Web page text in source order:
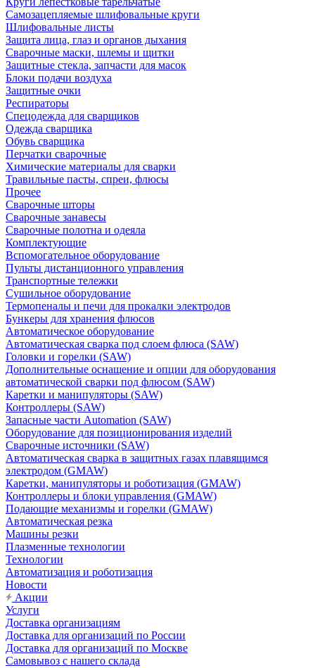
Самозацепляемые шлифовальные круги
Шлифовальные листы
Защита лица, глаз и органов дыхания
Сварочные маски, шлемы и щитки
Защитные стекла, запчасти для масок
Блоки подачи воздуха
Защитные очки
Респираторы
Спецодежда для сварщиков
Одежда сварщика
Обувь сварщика
Перчатки сварочные
Химические материалы для сварки
Травильные пасты, спреи, флюсы
Прочее
Сварочные шторы
Сварочные занавесы
Сварочные полотна и одеяла
Комплектующие
Вспомогательное оборудование
Пульты дистанционного управления
Транспортные тележки
Сушильное оборудование
Термопеналы и печи для прокалки электродов
Бункеры для хранения флюсов
Автоматическое оборудование
Автоматическая сварка под слоем флюса (SAW)
Головки и горелки (SAW)
Дополнительные оснащение и опции для оборудования
автоматической сварки под флюсом (SAW)
Каретки и манипуляторы (SAW)
Контроллеры (SAW)
Запасные части Automation (SAW)
Оборудование для позиционирования изделий
Сварочные источники (SAW)
Автоматическая сварка в защитных газах плавящимся
электродом (GMAW)
Каретки, манипуляторы и роботизация (GMAW)
Контроллеры и блоки управления (GMAW)
Подающие механизмы и горелки (GMAW)
Автоматическая резка
Машины резки
Плазменные технологии
Технологии
Автоматизация и роботизация
Новости
Акции
Услуги
Доставка организациям
Доставка для организаций по России
Доставка для организаций по Москве
Самовывоз с нашего склада